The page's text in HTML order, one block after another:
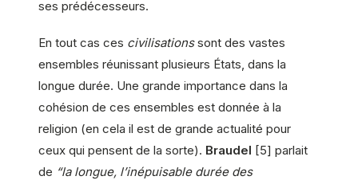
ses prédécesseurs.
En tout cas ces civilisationssont des vastes
ensembles réunissant plusieurs États, dans la
longue durée. Une grande importance dans la
cohésion de ces ensembles est donnée à la
religion (en cela il est de grande actualité pour
ceux qui pensent de la sorte). Braudel [5] parlait
de “la longue, l’inépuisable durée des